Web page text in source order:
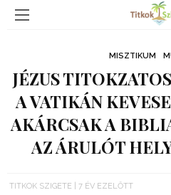
MISZTIKUM
JÉZUS
A VATIKÁN
AKÁRCSAK A
AZ ÁRULÓT
TITKOK SZIGETE 7 ÉV EZELŐTT